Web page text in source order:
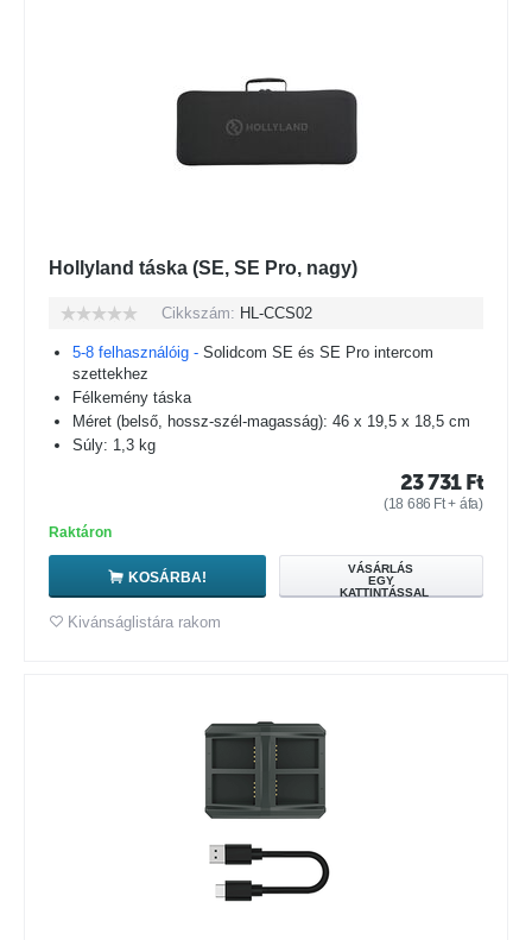
Hollyland táska (SE, SE Pro, nagy)
Cikkszám: HL-CCS02
5-8 felhasználóig - Solidcom SE és SE Pro intercom
szettekhez
Félkemény táska
Méret (belső, hossz-szél-magasság): 46 x 19,5 x 18,5 cm
Súly: 1,3 kg
23 731 Ft
(18 686 Ft+ áfa)
Raktáron
KOSÁRBA!
VÁSÁRLÁS
EGY
KATTINTÁSSAL
Kivánságlistára rakom